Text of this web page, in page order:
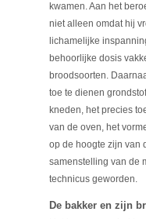
kwamen. Aan het
niet alleen omdat hij
lichamelijke
behoorlijke dosis
broodsoorten.
toe te dienen
kneden, het precies
van de oven, het
op de hoogte zijn van
samenstelling van de
technicus geworden.
De bakker en zijn